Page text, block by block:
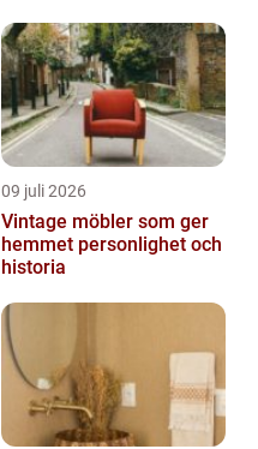
09 juli 2026
Vintage möbler som ger
hemmet personlighet och
historia